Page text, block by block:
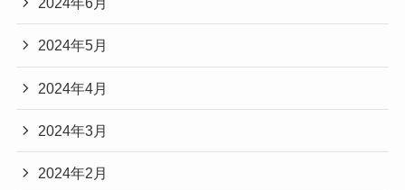
2024年5月
2024年4月
2024年3月
2024年2月